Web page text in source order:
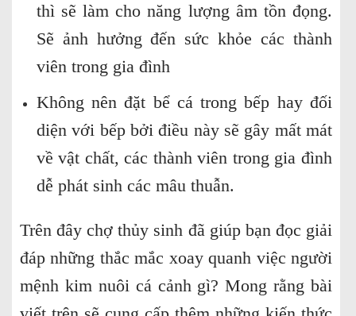
thì sẽ làm cho năng lượng âm tồn đọng.
Sẽ ảnh hưởng đến sức khỏe các thành
viên trong gia đình
Không nên đặt bể cá trong bếp hay đối
diện với bếp bởi điều này sẽ gây mất mát
về vật chất, các thành viên trong gia đình
dễ phát sinh các mâu thuẫn.
Trên đây chợ thủy sinh đã giúp bạn đọc giải
đáp những thắc mắc xoay quanh việc người
mệnh kim nuôi cá cảnh gì? Mong rằng bài